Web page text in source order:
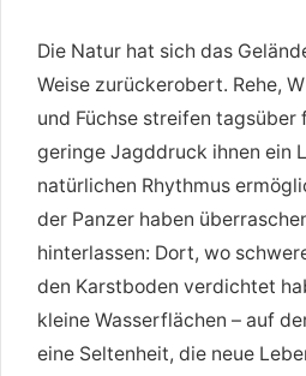
Die Natur hat sich das
Weise zurückerobert. Rehe,
und Füchse streifen tagsüber
geringe Jagddruck ihnen ein
natürlichen Rhythmus
der Panzer haben
hinterlassen: Dort, wo
den Karstboden verdichtet
kleine Wasserflächen – auf
eine Seltenheit, die neue